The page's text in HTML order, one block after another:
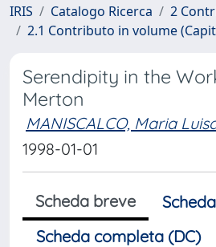
IRIS Catalogo Ricerca
2
2.1 Contributo in volume
Serendipity in the
Merton
MANISCALCO, Maria
1998-01-01
Scheda breve
Scheda completa (DC)